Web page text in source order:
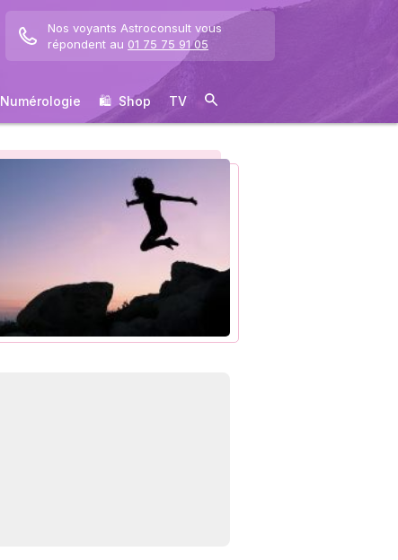
Nos voyants Astroconsult vous
répondent au 01 75 75 91 05
Numérologie 🛍 ️ Shop TV